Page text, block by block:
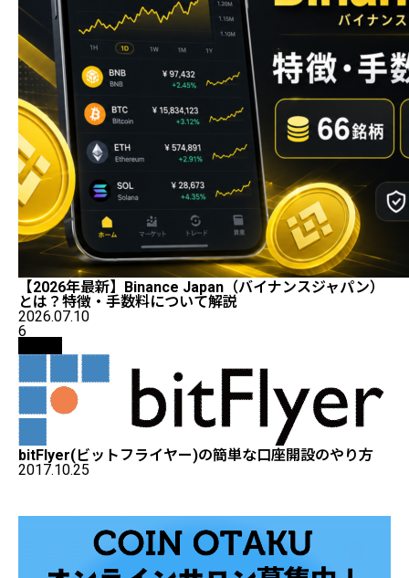
【2026年最新】Binance Japan（バイナンスジャパン）
とは？特徴・手数料について解説
2026.07.10
6
bitFlyer(ビットフライヤー)の簡単な口座開設のやり方
2017.10.25